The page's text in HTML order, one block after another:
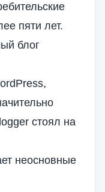
пяти лет.
блог
стоял на
неосновные